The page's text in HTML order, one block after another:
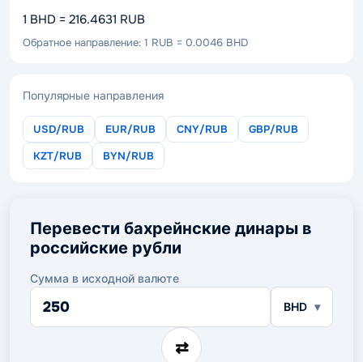
1 BHD = 216.4631 RUB
Обратное направление: 1 RUB = 0.0046 BHD
Популярные направления
USD/RUB EUR/RUB CNY/RUB
GBP/RUB
KZT/RUB
BYN/RUB
Перевести бахрейнские динары в
российские рубли
Сумма в исходной валюте
Сумма
исходной
BHD
⇄